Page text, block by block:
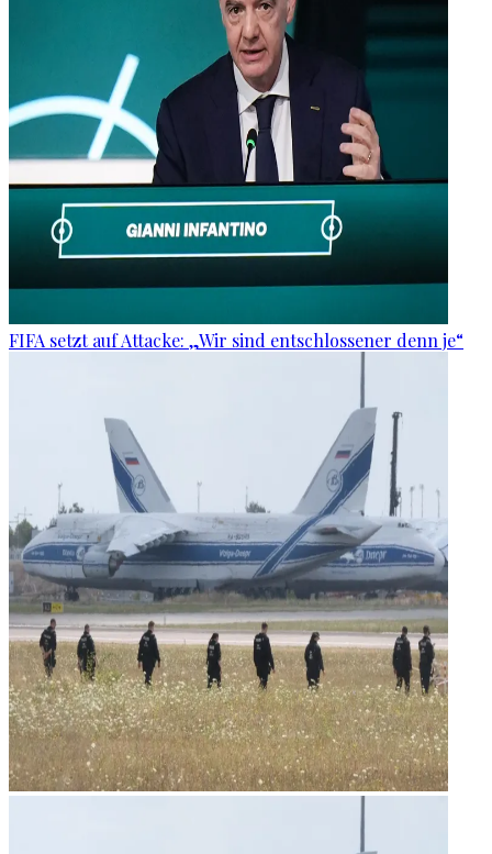
FIFA setzt auf Attacke: „Wir sind entschlossener denn je“